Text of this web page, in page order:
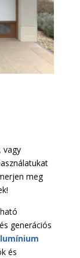
vagy
meg
generációs
és